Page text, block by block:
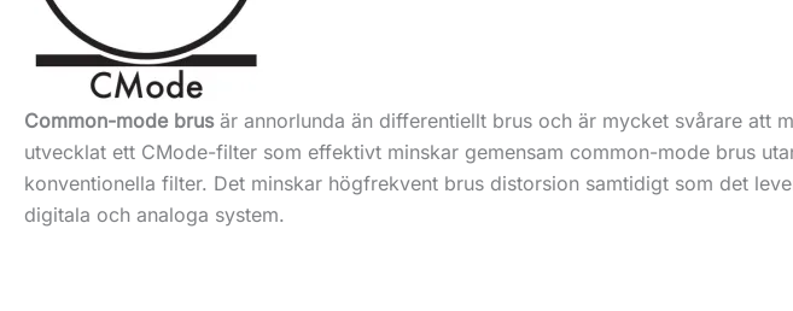
Common-mode brus är annorlunda än differentiellt brus och är mycket svårare att
utvecklat ett CMode-filter som effektivt minskar gemensam common-mode brus
konventionella filter. Det minskar högfrekvent brus distorsion samtidigt som det
digitala och analoga system.